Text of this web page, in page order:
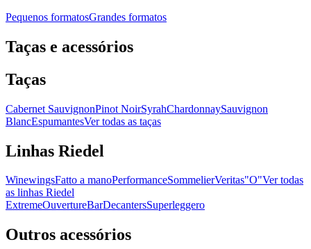
Pequenos formatosGrandes formatos
Taças e acessórios
Taças
Cabernet SauvignonPinot NoirSyrahChardonnaySauvignon
BlancEspumantesVer todas as taças
Linhas Riedel
WinewingsFatto a manoPerformanceSommelierVeritas"O"Ver todas
as linhas Riedel
ExtremeOuvertureBarDecantersSuperleggero
Outros acessórios